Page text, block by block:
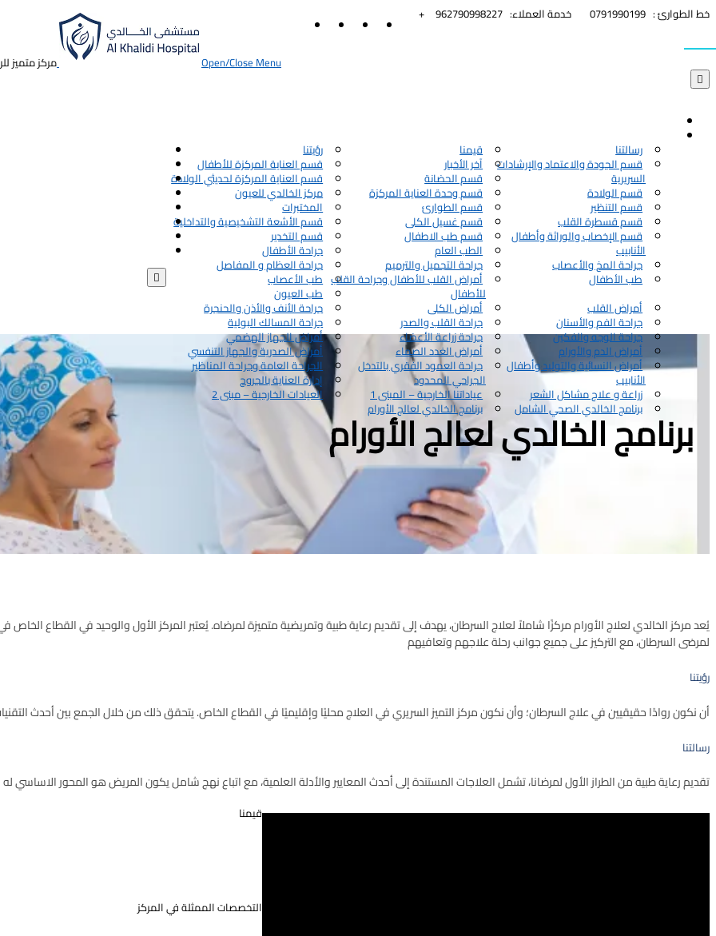
خط الطوارئ : 0791990199 خدمة العملاء: 962790998227+
Open/Close Menu
مركز متميز

رسالتنا قيمنا رؤيتنا
قسم الجودة والاعتماد والإرشادات
السريرية
آخر الأخبار قسم العناية المركزة للأطفال
قسم الحضانة قسم العناية المركزة لحديثي الولادة
قسم الولادة قسم وحدة العناية المركزة مركز الخالدي للعيون
قسم التنظير قسم الطوارئ المختبرات
قسم قسطرة القلب قسم غسيل الكلى قسم الأشعة التشخيصية والتداخلية
قسم الإخصاب والوراثة وأطفال
الأنابيب
قسم طب الاطفال قسم التخدير
الطب العام جراحة الأطفال
جراحة المخ والأعصاب جراحة التجميل والترميم جراحة العظام و المفاصل
طب الأطفال أمراض القلب للأطفال وجراحة القلب
للأطفال
طب الأعصاب
طب العيون
أمراض القلب أمراض الكلى جراحة الأنف والأذن والحنجرة
جراحة الفم والأسنان جراحة القلب والصدر جراحة المسالك البولية
جراحة الوجه والفكين جراحة زراعة الأعضاء أمراض الجهاز الهضمي
أمراض الدم والأورام أمراض الغدد الصماء أمراض الصدرية والجهاز التنفسي
أمراض النسائية والتوليد وأطفال
الأنابيب
جراحة العمود الفقري بالتدخل
الجراحي المحدود
الجراحة العامة وجراحة المناظير
إدارة العناية بالجروح
زراعة و علاج مشاكل الشعر عياداتنا الخارجية – المبنى 1 العيادات الخارجية – مبنى 2
برنامج الخالدي الصحي الشامل برنامج الخالدي لعالج الأورام

برنامج الخالدي لعالج الأورام
ﻳُﻌﺪ ﻣﺮﻛﺰ اﻟﺨﺎﻟﺪي ﻟﻌﻼج اﻷورام ﻣﺮﻛﺰًا ﺷﺎﻣﻼً ﻟﻌﻼج اﻟﺴﺮﻃﺎن، ﻳﻬﺪف إﻟﻰ ﺗﻘﺪﻳﻢ رﻋﺎﻳﺔ ﻃﺒﻴﺔ وﺗﻤﺮﻳﻀﻴﺔ ﻣﺘﻤﻴﺰة ﻟﻤﺮﺿﺎه. ﻳُﻌﺘﺒﺮ اﻟﻤﺮﻛﺰ اﻷول واﻟﻮﺣﻴﺪ ﻓﻲ اﻟﻘﻄﺎع
ﻟﻤﺮﺿﻰ اﻟﺴﺮﻃﺎن، ﻣﻊ اﻟﺘﺮﻛﻴﺰ ﻋﻠﻰ ﺟﻤﻴﻊ ﺟﻮاﻧﺐ رﺣﻠﺔ ﻋﻼﺟﻬﻢ وﺗﻌﺎﻓﻴﻬﻢ
رؤﻳﺘﻨﺎ
أن ﻧﻜﻮن روادًا ﺣﻘﻴﻘﻴﻴﻦ ﻓﻲ ﻋﻼج اﻟﺴﺮﻃﺎن؛ وأن ﻧﻜﻮن ﻣﺮﻛﺰ اﻟﺘﻤﻴﺰ اﻟﺴﺮﻳﺮي ﻓﻲ اﻟﻌﻼج ﻣﺤﻠﻴًﺎ وإﻗﻠﻴﻤﻴًﺎ ﻓﻲ اﻟﻘﻄﺎع اﻟﺨﺎص. ﻳﺘﺤﻘﻖ ذﻟﻚ ﻣﻦ ﺧﻼل اﻟﺠﻤﻊ ﺑﻴﻦ أﺣﺪث
رﺳﺎﻟﺘﻨﺎ
ﺗﻘﺪﻳﻢ رﻋﺎﻳﺔ ﻃﺒﻴﺔ ﻣﻦ اﻟﻄﺮاز اﻷول ﻟﻤﺮﺿﺎﻧﺎ، ﺗﺸﻤﻞ اﻟﻌﻼﺟﺎت اﻟﻤﺴﺘﻨﺪة إﻟﻰ أﺣﺪث اﻟﻤﻌﺎﻳﻴﺮ واﻷدﻟﺔ اﻟﻌﻠﻤﻴﺔ، ﻣﻊ اﺗﺒﺎع ﻧﻬﺞ ﺷﺎﻣﻞ ﻳﻜﻮن اﻟﻤﺮﻳﺾ ﻫﻮ اﻟﻤﺤﻮر اﻻﺳﺎﺳﻲ ﻟﻪ
ﻗﻴﻤﻨﺎ
اﻟﺘﺨﺼﺼﺎت اﻟﻤﻤﺜﻠﺔ ﻓﻲ اﻟﻤﺮﻛﺰ